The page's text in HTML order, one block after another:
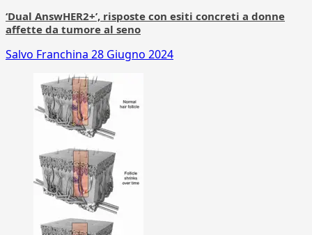
‘Dual AnswHER2+’, risposte con esiti concreti a donne
affette da tumore al seno
Salvo Franchina 28 Giugno 2024